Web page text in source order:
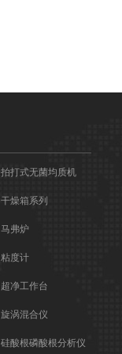
拍打式无菌均质机
干燥箱系列
马弗炉
粘度计
超净工作台
旋涡混合仪
硅酸根磷酸根分析仪